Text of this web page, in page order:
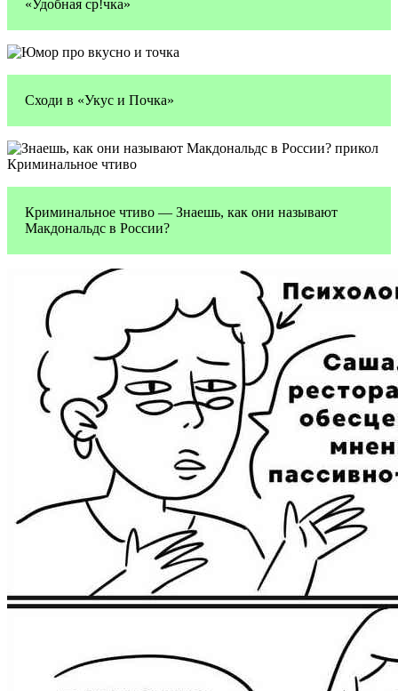
«Удобная ср!чка»
Сходи в «Укус и Почка»
Криминальное чтиво — Знаешь, как они называют
Макдональдс в России?